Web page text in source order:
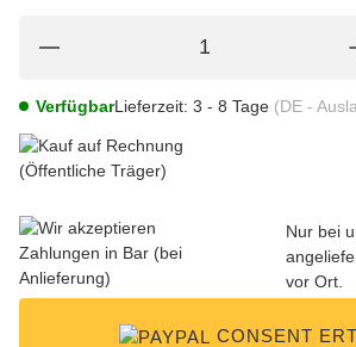
VerfügbarLieferzeit: 3 - 8 Tage (DE -
Nur bei
vor Ort.
CONSENT